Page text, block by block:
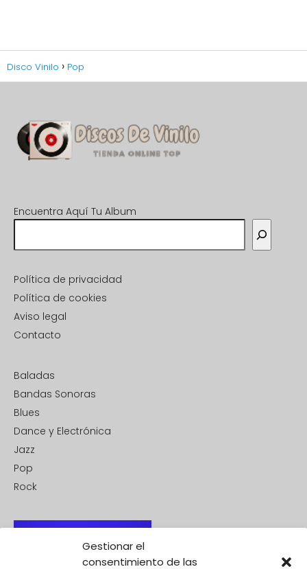
Gestionar el
consentimiento de las
Disco Vinilo Pop
Encuentra Aquí Tu Album
Política de privacidad
Política de cookies
Aviso legal
Contacto
Baladas
Bandas Sonoras
Blues
Dance y Electrónica
Jazz
Pop
Rock